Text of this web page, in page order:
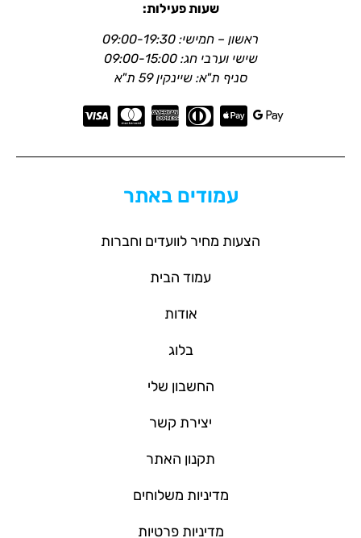
שעות פעילות:
ראשון – חמישי: 09:00-19:30
שישי וערבי חג: 09:00-15:00
סניף ת"א: שיינקין 59 ת"א
עמודים באתר
הצעות מחיר לוועדים וחברות
עמוד הבית
אודות
בלוג
החשבון שלי
יצירת קשר
תקנון האתר
מדיניות משלוחים
מדיניות פרטיות